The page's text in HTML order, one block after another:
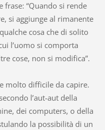
frase: “Quando si rende
si aggiunge al rimanente
cosa che di solito
l’uomo si comporta
cose, non si modifica”.
molto difficile da capire.
l’aut-aut della
dei computers, o della
la possibilità di un